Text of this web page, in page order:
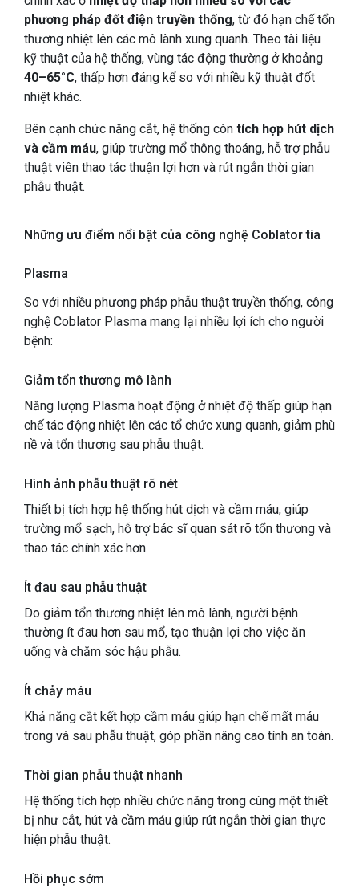
phương pháp đốt điện truyền thống, từ đó hạn chế tổn
thương nhiệt lên các mô lành xung quanh. Theo tài liệu
kỹ thuật của hệ thống, vùng tác động thường ở khoảng
40–65°C, thấp hơn đáng kể so với nhiều kỹ thuật đốt
nhiệt khác.
Bên cạnh chức năng cắt, hệ thống còn tích hợp hút dịch
và cầm máu, giúp trường mổ thông thoáng, hỗ trợ phẫu
thuật viên thao tác thuận lợi hơn và rút ngắn thời gian
phẫu thuật.
Những ưu điểm nổi bật của công nghệ Coblator tia
Plasma
So với nhiều phương pháp phẫu thuật truyền thống, công
nghệ Coblator Plasma mang lại nhiều lợi ích cho người
bệnh:
Giảm tổn thương mô lành
Năng lượng Plasma hoạt động ở nhiệt độ thấp giúp hạn
chế tác động nhiệt lên các tổ chức xung quanh, giảm phù
nề và tổn thương sau phẫu thuật.
Hình ảnh phẫu thuật rõ nét
Thiết bị tích hợp hệ thống hút dịch và cầm máu, giúp
trường mổ sạch, hỗ trợ bác sĩ quan sát rõ tổn thương và
thao tác chính xác hơn.
Ít đau sau phẫu thuật
Do giảm tổn thương nhiệt lên mô lành, người bệnh
thường ít đau hơn sau mổ, tạo thuận lợi cho việc ăn
uống và chăm sóc hậu phẫu.
Ít chảy máu
Khả năng cắt kết hợp cầm máu giúp hạn chế mất máu
trong và sau phẫu thuật, góp phần nâng cao tính an toàn.
Thời gian phẫu thuật nhanh
Hệ thống tích hợp nhiều chức năng trong cùng một thiết
bị như cắt, hút và cầm máu giúp rút ngắn thời gian thực
hiện phẫu thuật.
Hồi phục sớm